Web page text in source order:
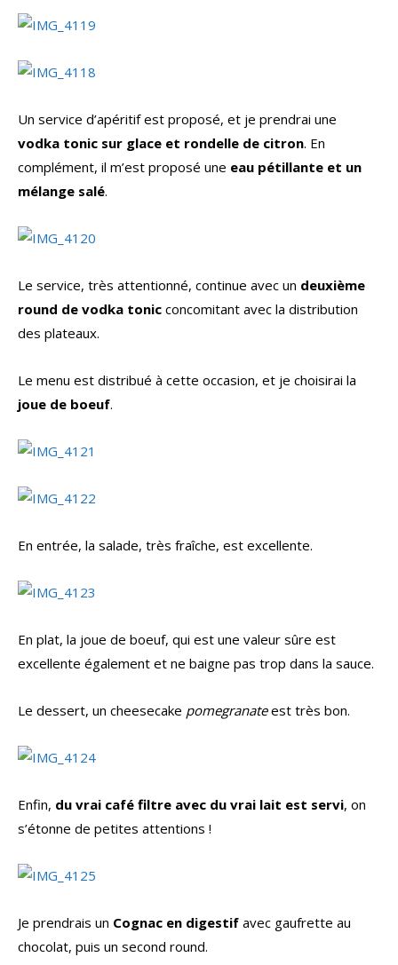
Un service d’apéritif est proposé, et je prendrai une
vodka tonic sur glace et rondelle de citron. En
complément, il m’est proposé une eau pétillante et un
mélange salé.
Le service, très attentionné, continue avec un deuxième
round de vodka tonic concomitant avec la distribution
des plateaux.
Le menu est distribué à cette occasion, et je choisirai la
joue de boeuf.
En entrée, la salade, très fraîche, est excellente.
En plat, la joue de boeuf, qui est une valeur sûre est
excellente également et ne baigne pas trop dans la sauce.
Le dessert, un cheesecake pomegranateest très bon.
Enfin, du vrai café filtre avec du vrai lait est servi, on
s’étonne de petites attentions !
Je prendrais un Cognac en digestif avec gaufrette au
chocolat, puis un second round.